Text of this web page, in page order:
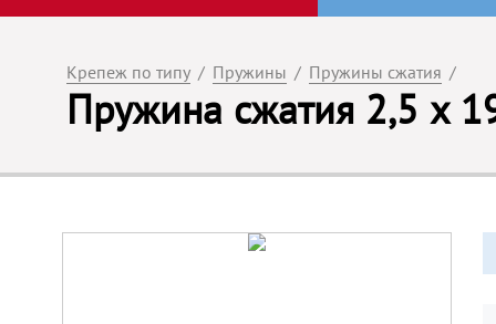
Крепеж по типу / Пружины / Пружины сжатия /
Пружина сжатия 2,5 x